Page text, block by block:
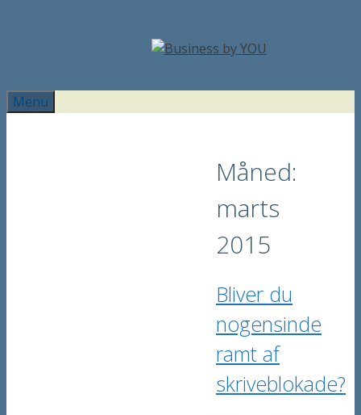
Menu
Måned:
marts
2015
Bliver du
nogensinde
ramt af
skriveblokade?